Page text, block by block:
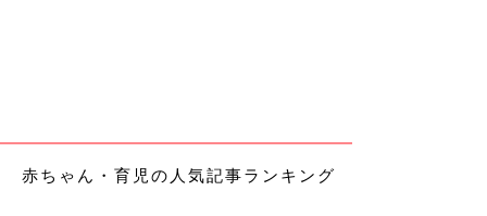
赤ちゃん・育児の人気記事ランキング